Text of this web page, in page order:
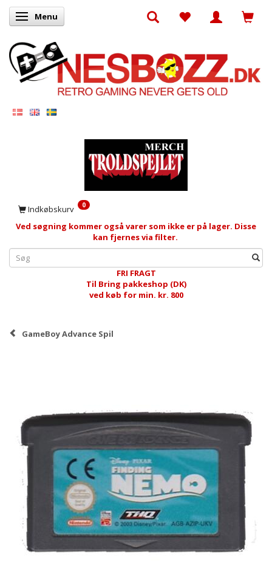
Skifte navigation
Menu
Indkøbskurv 0
Ved søgning kommer også varer som ikke er på lager. Disse
kan fjernes via filter.
FRI FRAGT
Til Bring pakkeshop (DK)
ved køb for min. kr. 800
GameBoy Advance Spil